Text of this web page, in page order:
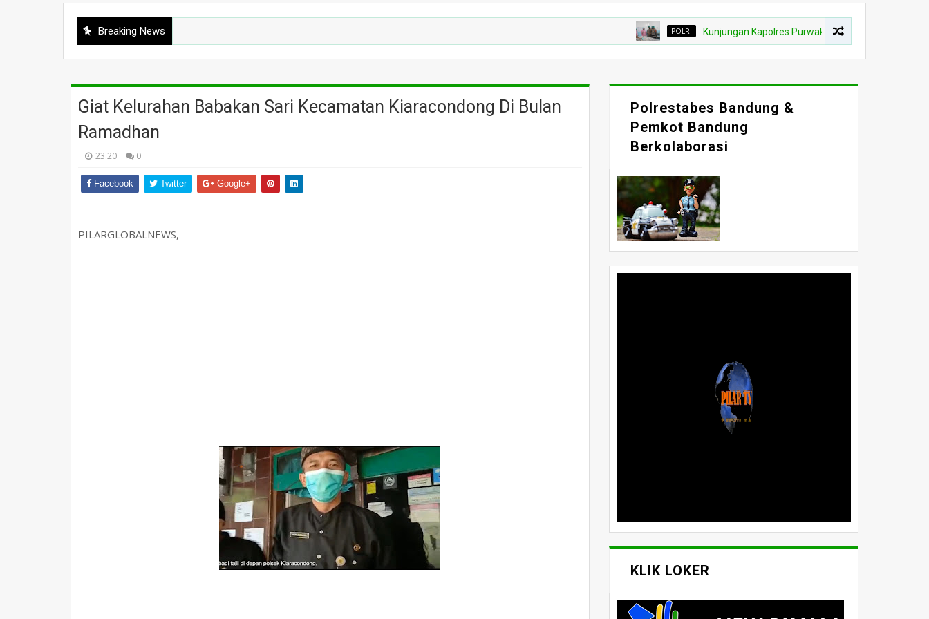
Breaking News POLRI Kunjungan Kapolres Purwakarta Dan Ketua Bhayangkara Ke
Giat Kelurahan Babakan Sari Kecamatan Kiaracondong Di Bulan
Ramadhan
23.20 0
Facebook Twitter Google+
PILARGLOBALNEWS,--
Polrestabes Bandung &
Pemkot Bandung
Berkolaborasi
KLIK LOKER